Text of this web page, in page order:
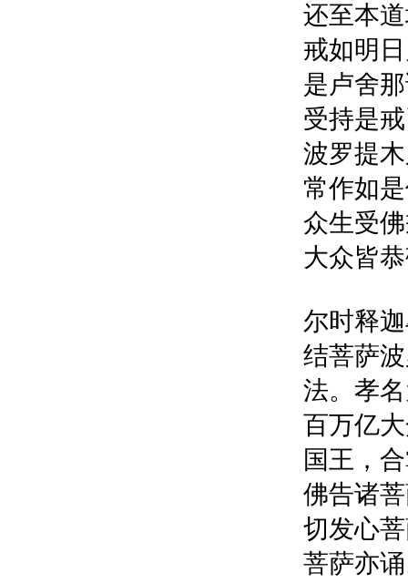
还至本
戒如明
是卢舍
受持是
波罗提
常作如
众生受
大众皆
尔时释
结菩萨
法。孝
百万亿
国王，
佛告诸
切发心
菩萨亦